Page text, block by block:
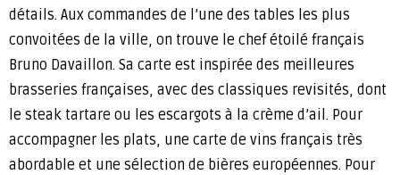
détails. Aux commandes de l’une des tables les plus
convoitées de la ville, on trouve le chef étoilé français
Bruno Davaillon. Sa carte est inspirée des meilleures
brasseries françaises, avec des classiques revisités, dont
le steak tartare ou les escargots à la crème d’ail. Pour
accompagner les plats, une carte de vins français très
abordable et une sélection de bières européennes. Pour